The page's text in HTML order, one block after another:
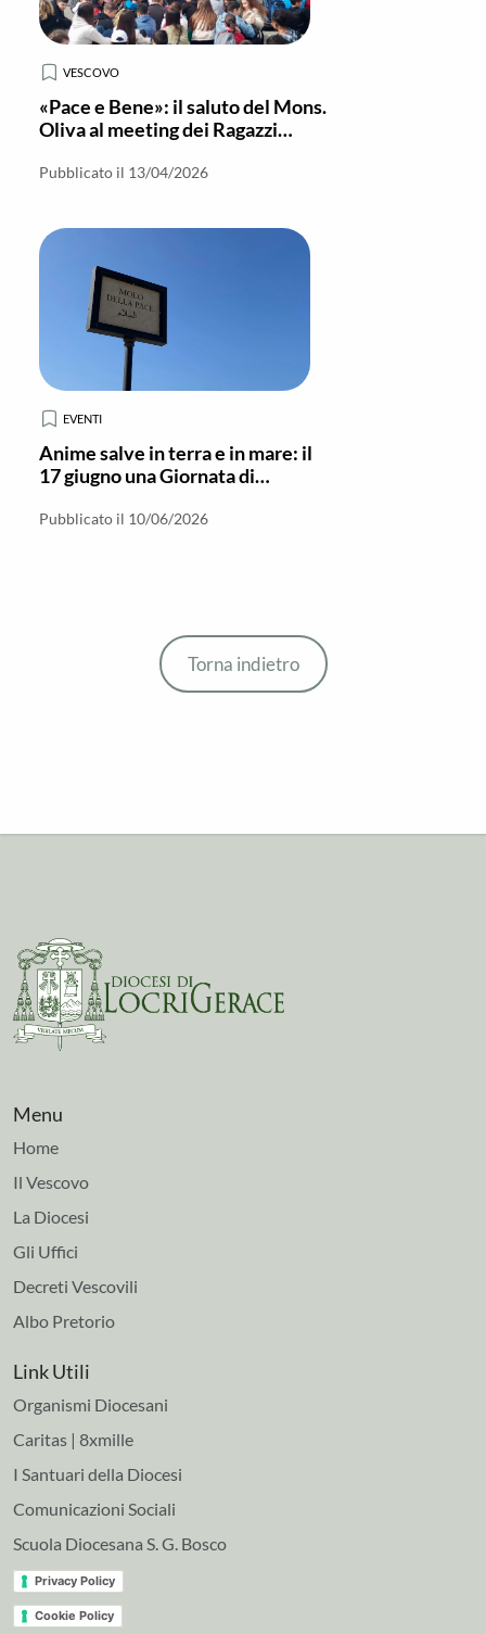
VESCOVO
«Pace e Bene»: il saluto del Mons.
Oliva al meeting dei Ragazzi
Pubblicato il 13/04/2026
EVENTI
Anime salve in terra e in mare: il
17 giugno una Giornata di
interreligiosa
Pubblicato il 10/06/2026
Torna indietro
Menu
Home
Il Vescovo
La Diocesi
Gli Uffici
Decreti Vescovili
Albo Pretorio
Link Utili
Organismi Diocesani
Caritas | 8xmille
I Santuari della Diocesi
Comunicazioni Sociali
Scuola Diocesana S. G. Bosco
Privacy Policy
Cookie Policy